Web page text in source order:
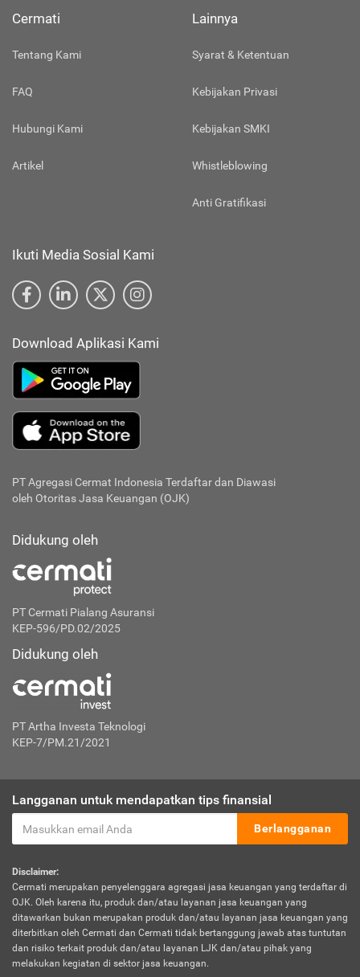
Cermati
Tentang Kami
FAQ
Hubungi Kami
Artikel
Lainnya
Syarat & Ketentuan
Kebijakan Privasi
Kebijakan SMKI
Whistleblowing
Anti Gratifikasi
Ikuti Media Sosial Kami
Download Aplikasi Kami
PT Agregasi Cermat Indonesia Terdaftar dan Diawasi
oleh Otoritas Jasa Keuangan (OJK)
Didukung oleh
PT Cermati Pialang Asuransi
KEP-596/PD.02/2025
Didukung oleh
PT Artha Investa Teknologi
KEP-7/PM.21/2021
Langganan untuk mendapatkan tips finansial
Berlangganan
Disclaimer:
Cermati merupakan penyelenggara agregasi jasa keuangan yang terdaftar di
OJK. Oleh karena itu, produk dan/atau layanan jasa keuangan yang
ditawarkan bukan merupakan produk dan/atau layanan jasa keuangan yang
diterbitkan oleh Cermati dan Cermati tidak bertanggung jawab atas tuntutan
dan risiko terkait produk dan/atau layanan LJK dan/atau pihak yang
melakukan kegiatan di sektor jasa keuangan.